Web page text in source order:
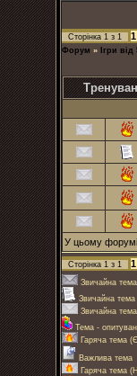
Сторінка 1 з 1 1
Форум » Ігри від
У цьому форумі
Сторінка 1 з 1 1
Звичайна
Звичайна тема
Звичайна
Тема -
Гаряча тема
Важлива тема
Гаряча тема